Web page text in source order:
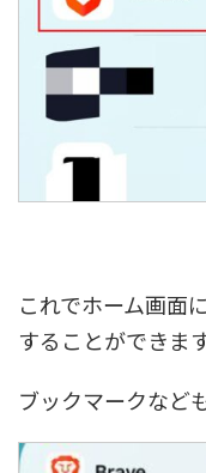
これでホーム画面
することができます
ブックマークなど